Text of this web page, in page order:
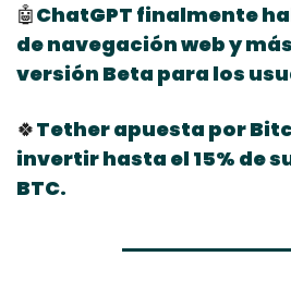
🤖ChatGPT finalmente
de navegación web y
versión Beta para los
🍀Tether apuesta por
invertir hasta el 15% de
BTC.